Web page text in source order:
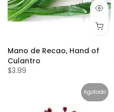
Mano de Recao, Hand of
Culantro
$3.99
Agotado